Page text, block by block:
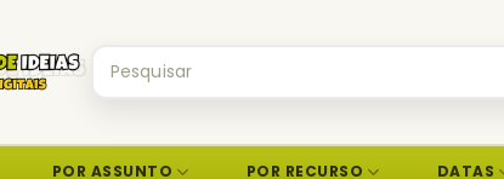
por:
POR ASSUNTO POR RECURSO DATAS